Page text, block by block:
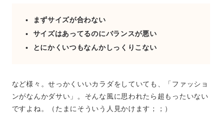
まずサイズが合わない
サイズはあってるのにバランスが悪い
とにかくいつもなんかしっくりこない
など様々。せっかくいいカラダをしていても、「ファッショ
ンがなんかダサい」。そんな風に思われたら超もったいない
ですよね。（たまにそういう人見かけます；；）